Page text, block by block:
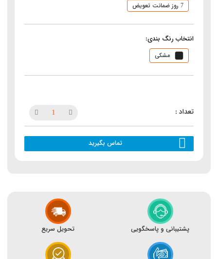
7 روز ضمانت تعویض
انتخاب رنگ بندی:
مشکی
تماس بگیرید
پشتیبانی و پاسخگویی تحویل سریع